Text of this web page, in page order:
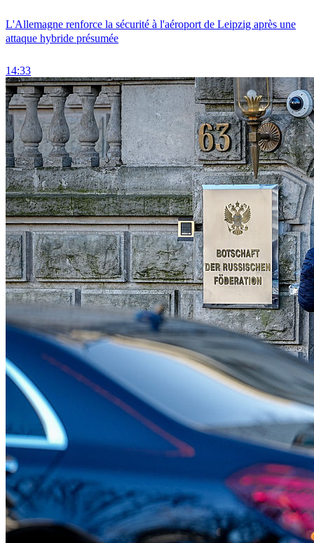
L'Allemagne renforce la sécurité à l'aéroport de Leipzig après une
attaque hybride présumée
14:33